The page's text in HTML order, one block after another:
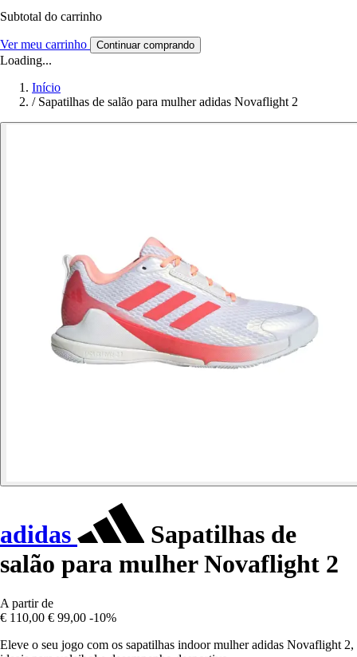
Subtotal do carrinho
Ver meu carrinho Continuar comprando
Loading...
Início
/ Sapatilhas de salão para mulher adidas Novaflight 2
adidas
Sapatilhas de
salão para mulher Novaflight 2
A partir de
€ 110,00 € 99,00 -10%
Eleve o seu jogo com os sapatilhas indoor mulher adidas Novaflight 2,